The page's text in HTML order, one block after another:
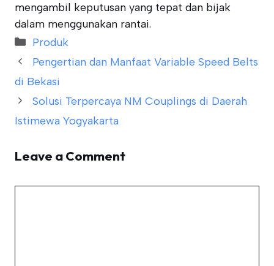
mengambil keputusan yang tepat dan bijak
dalam menggunakan rantai.
Categories
Produk
Pengertian dan Manfaat Variable Speed Belts
di Bekasi
Solusi Terpercaya NM Couplings di Daerah
Istimewa Yogyakarta
Leave a Comment